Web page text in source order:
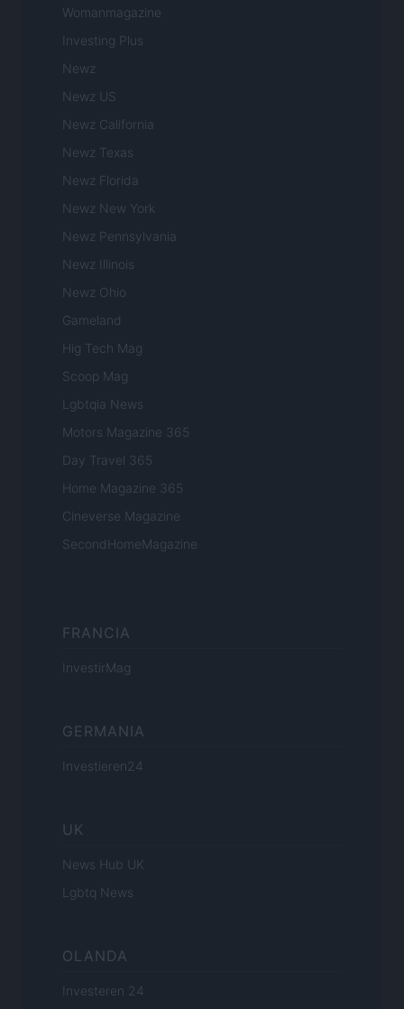
Womanmagazine
Investing Plus
Newz
Newz US
Newz California
Newz Texas
Newz Florida
Newz New York
Newz Pennsylvania
Newz Illinois
Newz Ohio
Gameland
Hig Tech Mag
Scoop Mag
Lgbtqia News
Motors Magazine 365
Day Travel 365
Home Magazine 365
Cineverse Magazine
SecondHomeMagazine
FRANCIA
InvestirMag
GERMANIA
Investieren24
UK
News Hub UK
Lgbtq News
OLANDA
Investeren 24